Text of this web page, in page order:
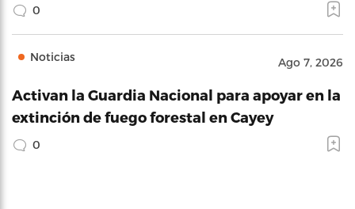
0
Noticias Ago 7, 2026
Activan la Guardia Nacional para apoyar en la
extinción de fuego forestal en Cayey
0